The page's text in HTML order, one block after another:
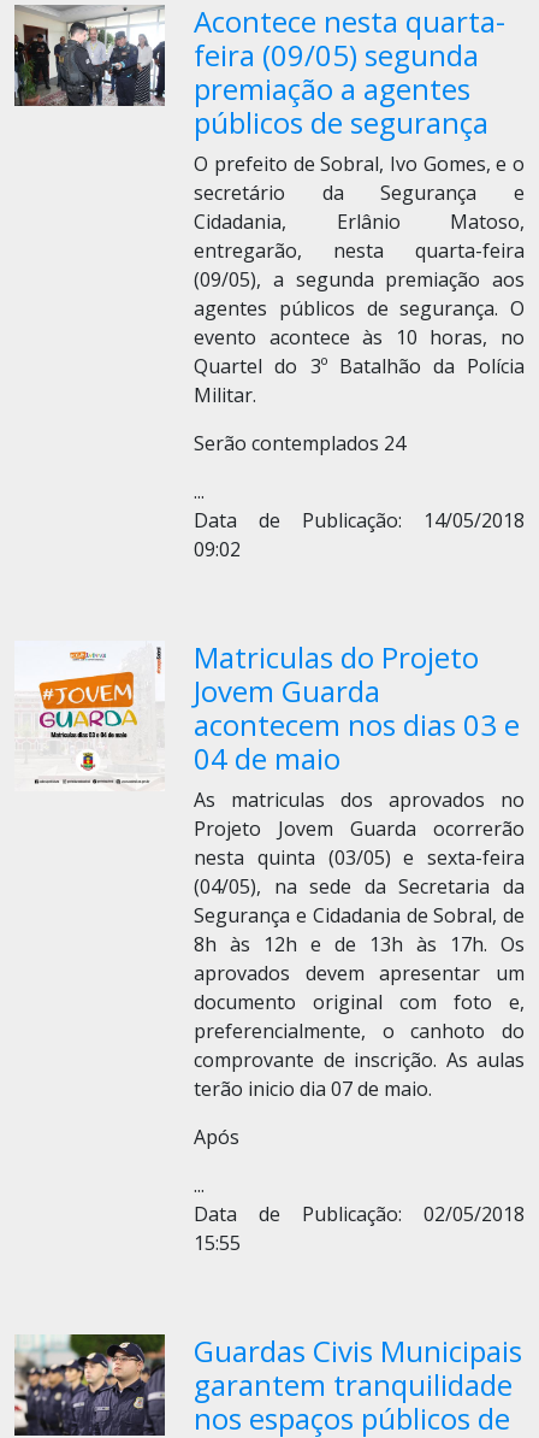
Acontece nesta quarta-
feira (09/05) segunda
premiação a agentes
públicos de segurança
O prefeito de Sobral, Ivo Gomes, e o
secretário da Segurança e
Cidadania, Erlânio Matoso,
entregarão, nesta quarta-feira
(09/05), a segunda premiação aos
agentes públicos de segurança. O
evento acontece às 10 horas, no
Quartel do 3º Batalhão da Polícia
Militar.
Serão contemplados 24
...
Data de Publicação: 14/05/2018
09:02
Matriculas do Projeto
Jovem Guarda
acontecem nos dias 03 e
04 de maio
As matriculas dos aprovados no
Projeto Jovem Guarda ocorrerão
nesta quinta (03/05) e sexta-feira
(04/05), na sede da Secretaria da
Segurança e Cidadania de Sobral, de
8h às 12h e de 13h às 17h. Os
aprovados devem apresentar um
documento original com foto e,
preferencialmente, o canhoto do
comprovante de inscrição. As aulas
terão inicio dia 07 de maio.
Após
...
Data de Publicação: 02/05/2018
15:55
Guardas Civis Municipais
garantem tranquilidade
nos espaços públicos de